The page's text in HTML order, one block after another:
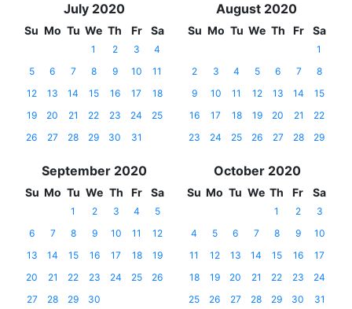
July 2020
Su Mo Tu We Th Fr Sa
1 2 3
4
5
6 7 8 9 10
11
12
13 14 15 16 17
18
19
20 21 22 23 24
25
26
27 28 29 30 31
August 2020
Su Mo Tu We Th Fr Sa
1
2
3 4 5 6 7
8
9
10 11 12 13 14
15
16
17 18 19 20 21
22
23
24 25 26 27 28 29
September 2020
Su Mo Tu We Th Fr Sa
1 2 3 4
5
6
7 8 9 10 11
12
13
14 15 16 17 18
19
20
21 22 23 24 25
26
27
28 29 30
October 2020
Su Mo Tu We Th Fr Sa
1 2
3
4
5 6 7 8 9
10
11
12 13 14 15 16
17
18
19 20 21 22 23
24
25
26 27 28 29 30 31